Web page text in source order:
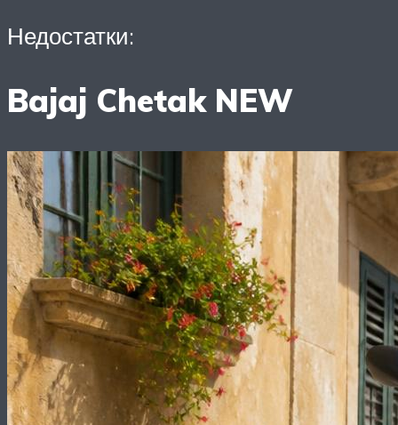
Недостатки:
Bajaj Chetak NEW